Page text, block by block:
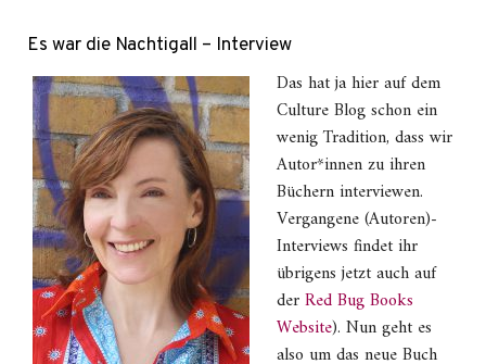
Es war die Nachtigall – Interview
Das hat ja hier auf dem
Culture Blog schon ein
wenig Tradition, dass wir
Autor*innen zu ihren
Büchern interviewen.
Vergangene (Autoren)-
Interviews findet ihr
übrigens jetzt auch auf
derRed Bug Books
Website). Nun geht es
also um das neue Buch